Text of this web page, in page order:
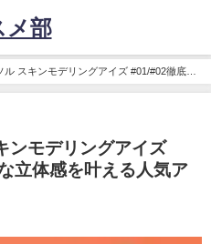
メ部
ル スキンモデリングアイズ #01/#02徹底比
ンモデリングアイズ
立体感を叶える人気ア